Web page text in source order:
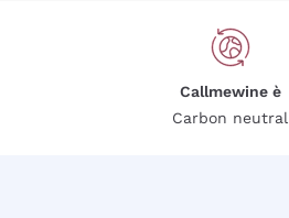
Callmewine è
Carbon neutral